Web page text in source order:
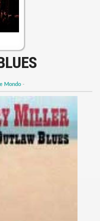
Mondo-